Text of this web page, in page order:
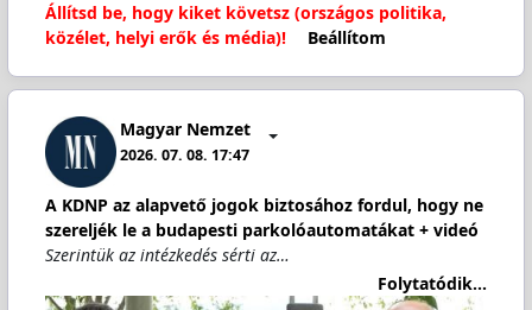
Állítsd be, hogy kiket követsz (országos politika,
közélet, helyi erők és média)!
Beállítom
Magyar Nemzet
2026. 07. 08. 17:47
A KDNP az alapvető jogok biztosához fordul, hogy ne
szereljék le a budapesti parkolóautomatákat + videó
Szerintük az intézkedés sérti az…
Folytatódik...